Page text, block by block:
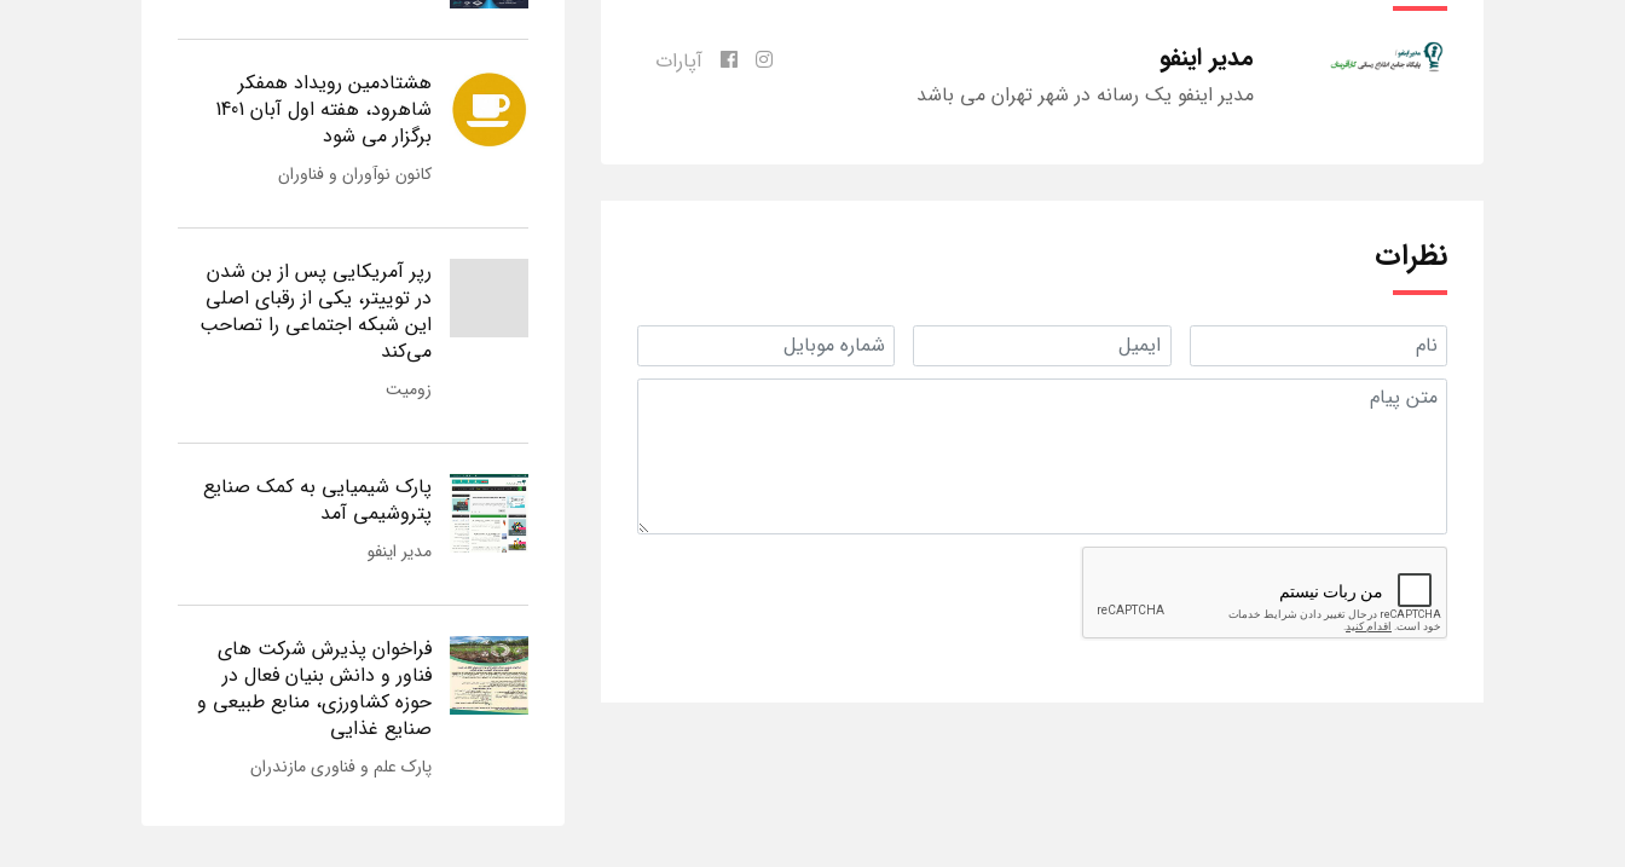
مدیر اینفو
مدیر اینفو یک رسانه در شهر تهران می باشد
آپارات
نظرات
هشتادمین رویداد همفکر
شاهرود، هفته اول آبان 1401
برگزار می شود
کانون نوآوران و فناوران
رپر آمریکایی پس از بن شدن
در توییتر، یکی از رقبای اصلی
این شبکه اجتماعی را تصاحب
می‌کند
زومیت
پارک شیمیایی به کمک صنایع
پتروشیمی آمد
مدیر اینفو
فراخوان پذیرش شرکت های
فناور و دانش بنیان فعال در
حوزه کشاورزی، منابع طبیعی و
صنایع غذایی
پارک علم و فناوری مازندران